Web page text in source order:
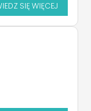
SIĘ WIĘCEJ